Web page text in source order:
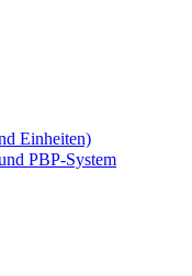
Einheiten)
PBP-System